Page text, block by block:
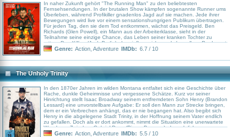
In naher Zukunft gehört "The Running Man" zu den beliebtesten
Fernsehsendungen. In der brutalen Show kämpfen sogenannte Runner ums
Überleben, während Profikiller gnadenlos Jagd auf sie machen. Jede ihrer
Bewegungen wird live vor einem sensationshungrigen Publikum übertragen.
Für jeden Tag, den sie dem Tod entkommen, wächst das Preisgeld. Ben
Richards (Glen Powell), ein Mann aus der Arbeiterklasse, sieht in der
Teilnahme seine einzige Chance, das Leben seiner kranken Tochter zu
retten. Dan Killian (Josh Brolin), der einflussreiche und skrupellose Produzent
der Show, überzeugt ihn schließlich davon, sich dem gefährlichen Spiel zu
gegen die Jäger zu behaupten. Sein Mut und seine Unnachgiebigkeit ziehen
bald die Aufmerksamkeit der Zuschauer auf sich. Während die Quoten
steigen, wächst der Druck. Ben muss nicht nur den Killern entkommen,
sondern auch einer Gesellschaft trotzen, die seinen Untergang erwartet.
Genre: Action Adventure IMDb: 6.7 / 10
The Unholy Trinity
In den 1870er Jahren im wilden Montana entfaltet sich eine Geschichte über
Rache, dunkle Geheimnisse und vergessene Schätze. Kurz vor seiner
Hinrichtung stellt Isaac Broadway seinem entfremdeten Sohn Henry (Brandon
Lessard) eine unvorstellbare Aufgabe: Er soll den Mann zur Strecke bringen,
dem er ein Verbrechen anhängt, das er nie begangen hat. Also begibt sich
Henry in die abgelegene Stadt Trinity, in der Hoffnung seinem Vater endlich
zu gefallen. Doch als er dort ankommt, nimmt die Situation eine unerwartete
Wendung. Zwischen Gabriel Dove (Pierce Brosnan), dem ehrlichen, neuen
Sheriff, und einer rätselhaften Gestalt namens St. Christopher (Samuel L.
Genre: Action Adventure IMDb: 5.5 / 10